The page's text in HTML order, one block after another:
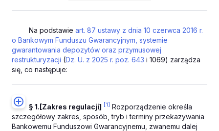
Na podstawie art. 87 ustawy z dnia 10 czerwca 2016 r.
o Bankowym Funduszu Gwarancyjnym, systemie
gwarantowania depozytów oraz przymusowej
restrukturyzacji (Dz. U. z 2025 r. poz. 643 i 1069) zarządza
się, co następuje:
§ 1. [Zakres regulacji] [1] Rozporządzenie określa
szczegółowy zakres, sposób, tryb i terminy przekazywania
Bankowemu Funduszowi Gwarancyjnemu, zwanemu dalej